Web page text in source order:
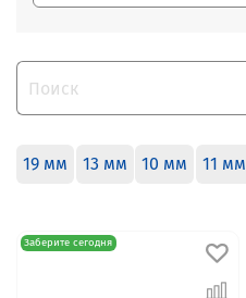
19 мм 13 мм 10 мм 11 мм
Заберите сегодня